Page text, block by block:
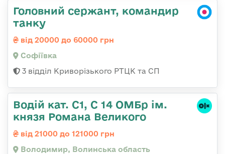
Головний сержант, командир
танку
від 20000 до 60000 грн
Софіївка
3 відділ Криворізького РТЦК та СП
Водій кат. С1, С 14 ОМБр ім.
князя Романа Великого
від 21000 до 121000 грн
Володимир, Волинська область